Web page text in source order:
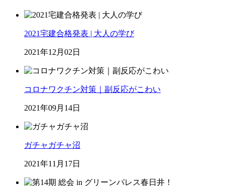
2021宅建合格発表 | 大人の学び
2021年12月02日
コロナワクチン対策｜副反応がこわい
2021年09月14日
ガチャガチャ沼
2021年11月17日